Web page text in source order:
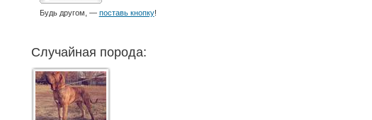
Будь другом, — поставь кнопку!
Случайная порода: